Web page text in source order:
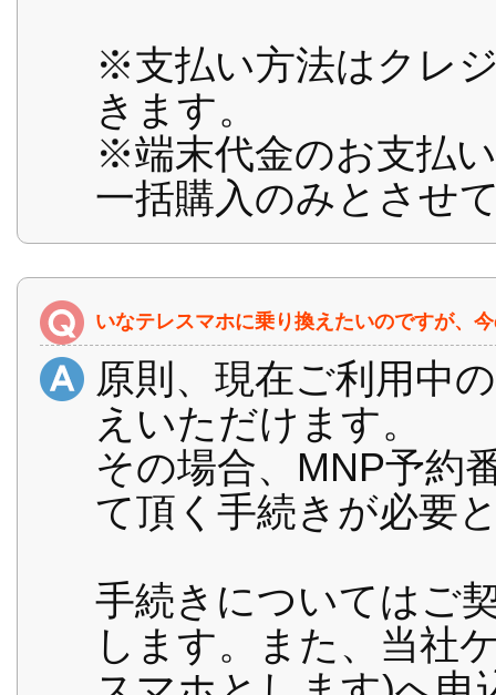
※支払い方法はクレ
きます。
※端末代金のお支払
一括購入のみとさせ
いなテレスマホに乗り換えたいのですが、
原則、現在ご利用中
えいただけます。
その場合、MNP予約
て頂く手続きが必要
手続きについてはご
します。また、当社